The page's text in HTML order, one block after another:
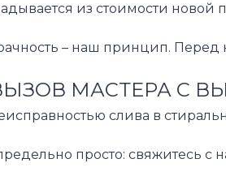
из стоимости
– наш принцип. Перед
МАСТЕРА С
слива в
просто: свяжитесь с